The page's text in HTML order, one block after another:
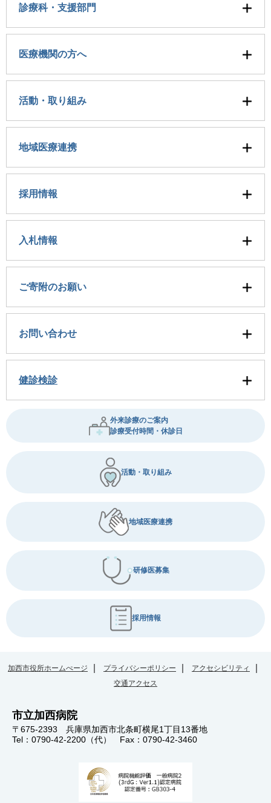
診療科・支援部門
医療機関の方へ
活動・取り組み
地域医療連携
採用情報
入札情報
ご寄附のお願い
お問い合わせ
健診検診
外来診療のご案内
診療受付時間・休診日
活動・取り組み
地域医療連携
研修医募集
採用情報
加西市役所ホームぺージ プライバシーポリシー
アクセシビリティ
交通アクセス
市立加西病院
〒675-2393 兵庫県加西市北条町横尾1丁目13番地
Tel：0790-42-2200（代） Fax：0790-42-3460